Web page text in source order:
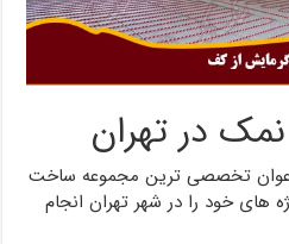
در تهران
تخصصی ترین مجموعه ساخت
های خود را در شهر تهران انجام